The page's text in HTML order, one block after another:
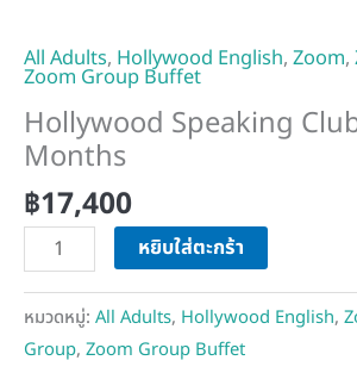
All Adults, Hollywood English, Zoom,
Zoom Group Buffet
Hollywood Speaking
Months
฿17,400
หยิบใส่ตะกร้า
หมวดหมู่: All Adults, Hollywood English,
Group, Zoom Group Buffet